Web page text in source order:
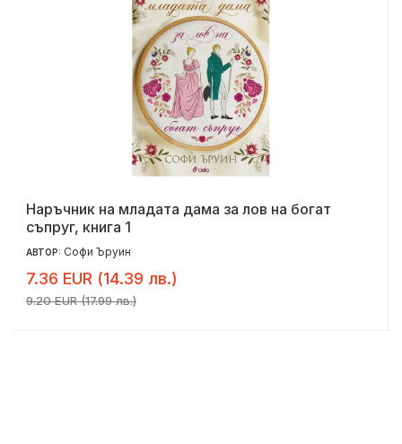
Наръчник на младата дама за лов на богат
съпруг, книга 1
АВТОР: Софи Ъруин
7.36 EUR (14.39 лв.)
9.20 EUR (17.99 лв.)